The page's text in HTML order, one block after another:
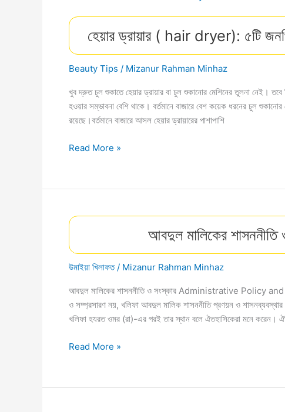
৭
ঘরোয়া
জেনে
নিই।
হেয়ার ড্রায়ার ( hair dryer): ৫টি
Beauty Tips / Mizanur Rahman Minhaz
খুব দ্রুত চুল শুকাতে হেয়ার ড্রায়ার বা চুল শুকানাের মেশিনের তুলনা নেই।
হওয়ার সম্ভাবনা বেশি থাকে। বর্তমানে বাজারে বেশ কয়েক ধরনের চুল
রয়েছে।বর্তমানে বাজারে আসল হেয়ার ড্রায়ারের পাশাপাশি
হেয়ার
hair
৫টি
হেয়ার
চুল
শুকানাের
মেশিন।
Read More »
আবদুল মালিকের শাসননীতি
উমাইয়া খিলাফত/ Mizanur Rahman Minhaz
আবদুল মালিকের শাসননীতি ও সংস্কার Administrative Policy
ও সম্প্রসারণ নয়, খলিফা আবদুল মালিক শাসননীতি প্রণয়ন ও শাসনব্যবস্থার
খলিফা হযরত ওমর (রা)-এর পরই তার স্থান বলে ঐতহাসিকেরা মনে করেন।
আবদুল
ও
Read More »